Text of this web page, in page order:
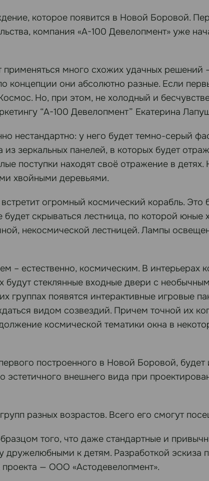
которое появится в Новой Боровой.
компания «А-100 Девелопмент» уже
применяться много схожих удачных
концепции они абсолютно разные. Если
Но, при этом, не холодный и
“А-100 Девелопмент” Екатерина
нестандартно: у него будет темно-серый
из зеркальных панелей, в которых будет
поступки находят своё отражение в
хвойными деревьями.
огромный космический корабль.
скрываться лестница, по которой юные
некосмической лестницей. Лампы
– естественно, космическим. В
будут стеклянные входные двери с
группах появятся интерактивные игровые
видом созвездий. Причем точной их
космической тематики окна в
построенного в Новой Боровой,
внешнего вида при
разных возрастов. Всего его смогут
того, что даже стандартные и
к детям. Разработкой эскиза
— ООО «Астодевелопмент».